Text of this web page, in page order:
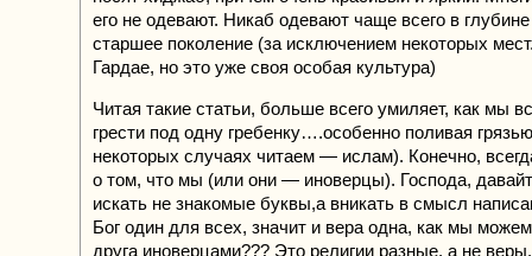
его не одевают. Никаб одевают чаще всего в
старшее поколение (за исключением некоторых
Гардае, но это уже своя особая культура)
Читая такие статьи, больше всего умиляет, как мы
грести под одну гребенку….особенно поливая
некоторых случаях читаем — ислам). Конечно,
о том, что мы (или они — иноверцы). Господа,
искать не знакомые буквы,а вникать в смысл
Бог один для всех, значит и вера одна, как мы
друга иноверцами??? Это религии разные, а не веры.